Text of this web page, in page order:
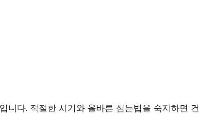
니다. 적절한 시기와 올바른 심는법을 숙지하면 건